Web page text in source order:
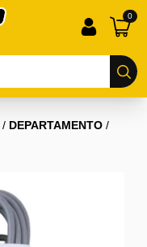
0
/ DEPARTAMENTO /